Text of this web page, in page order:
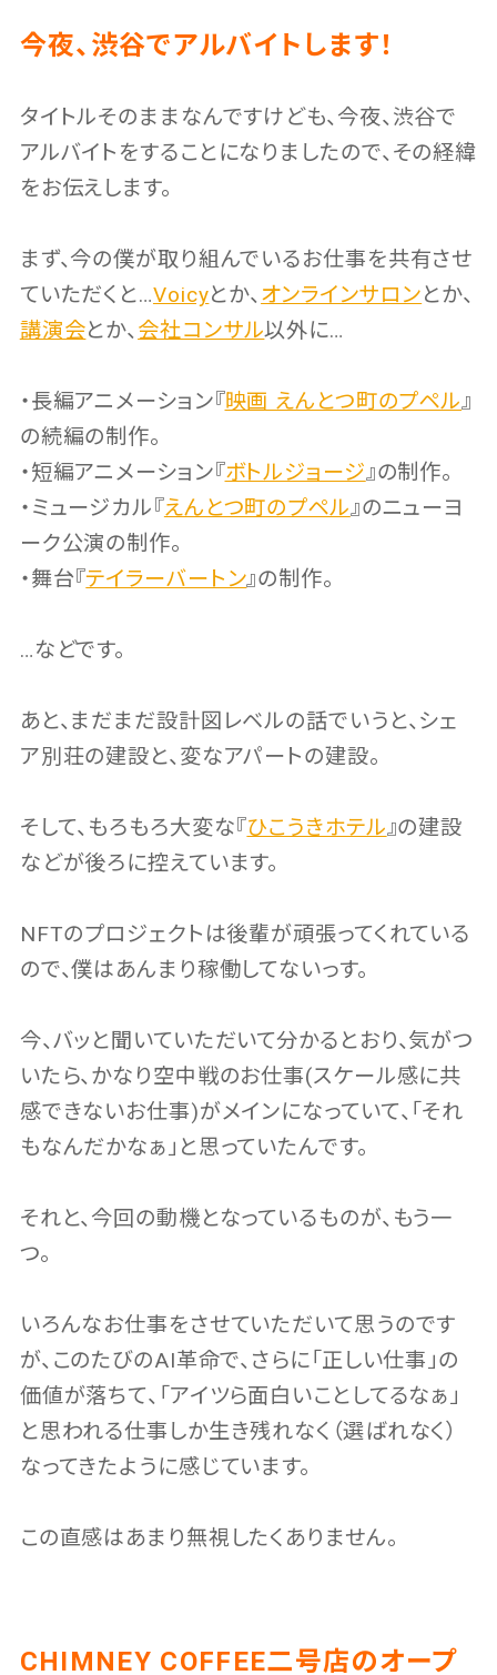
今夜、渋谷でアルバイトします！
タイトルそのままなんですけども、今夜、渋谷で
アルバイトをすることになりましたので、その経緯
をお伝えします。
まず、今の僕が取り組んでいるお仕事を共有させ
ていただくと…Voicyとか、オンラインサロンとか、
講演会とか、会社コンサル以外に…
・長編アニメーション『映画 えんとつ町のプペル』
の続編の制作。
・短編アニメーション『ボトルジョージ』の制作。
・ミュージカル『えんとつ町のプペル』のニューヨ
ーク公演の制作。
・舞台『テイラーバートン』の制作。
…などです。
あと、まだまだ設計図レベルの話でいうと、シェ
ア別荘の建設と、変なアパートの建設。
そして、もろもろ大変な『ひこうきホテル』の建設
などが後ろに控えています。
NFTのプロジェクトは後輩が頑張ってくれている
ので、僕はあんまり稼働してないっす。
今、バッと聞いていただいて分かるとおり、気がつ
いたら、かなり空中戦のお仕事(スケール感に共
感できないお仕事)がメインになっていて、「それ
もなんだかなぁ」と思っていたんです。
それと、今回の動機となっているものが、もう一
つ。
いろんなお仕事をさせていただいて思うのです
が、このたびのAI革命で、さらに「正しい仕事」の
価値が落ちて、「アイツら面白いことしてるなぁ」
と思われる仕事しか生き残れなく（選ばれなく）
なってきたように感じています。
この直感はあまり無視したくありません。
CHIMNEY COFFEE二号店のオープ